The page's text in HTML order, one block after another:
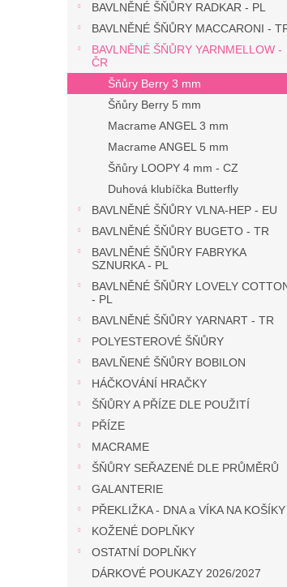
BAVLNĚNÉ ŠŇŮRY RADKAR - PL
BAVLNĚNÉ ŠŇŮRY MACCARONI -
BAVLNĚNÉ ŠŇŮRY YARNMELLOW -
ČR
Šňůry Berry 3 mm
Šňůry Berry 5 mm
Macrame ANGEL 3 mm
Macrame ANGEL 5 mm
Šňůry LOOPY 4 mm - CZ
Duhová klubíčka Butterfly
BAVLNĚNÉ ŠŇŮRY VLNA-HEP - EU
BAVLNĚNÉ ŠŇŮRY BUGETO - TR
BAVLNĚNÉ ŠŇŮRY FABRYKA
SZNURKA - PL
BAVLNĚNÉ ŠŇŮRY LOVELY
- PL
BAVLNĚNÉ ŠŇŮRY YARNART - TR
POLYESTEROVÉ ŠŇŮRY
BAVLŇENÉ ŠŇŮRY BOBILON
HÁČKOVÁNÍ HRAČKY
ŠŇŮRY A PŘÍZE DLE POUŽITÍ
PŘÍZE
MACRAME
ŠŇŮRY SEŘAZENÉ DLE PRŮMĚRŮ
GALANTERIE
PŘEKLIŽKA - DNA a VÍKA NA KOŠÍKY
KOŽENÉ DOPLŇKY
OSTATNÍ DOPLŇKY
DÁRKOVÉ POUKAZY 2026/2027